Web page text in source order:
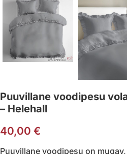
Puuvillane voodipesu
– Helehall
40,00 €
Puuvillane voodipesu on